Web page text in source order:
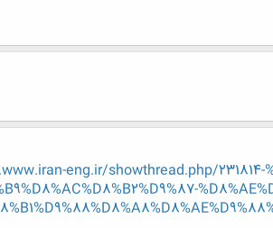
eng.ir/showthread.php/231814-